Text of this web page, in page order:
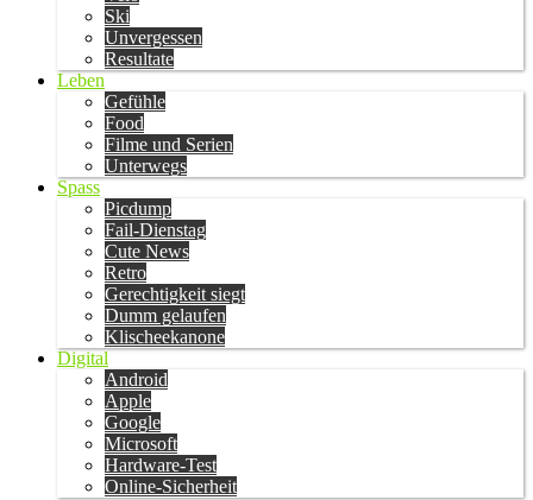
Ski
Unvergessen
Resultate
Leben
Gefühle
Food
Filme und Serien
Unterwegs
Spass
Picdump
Fail-Dienstag
Cute News
Retro
Gerechtigkeit siegt
Dumm gelaufen
Klischeekanone
Digital
Android
Apple
Google
Microsoft
Hardware-Test
Online-Sicherheit